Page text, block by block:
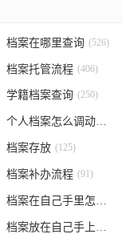
(535)
档案在哪里查询 (526)
档案托管流程 (406)
学籍档案查询 (250)
(191) 个人档案怎么调动
(130)
档案存放 (125)
(102)
档案补办流程 (91)
档案在自己手里怎么处理
(54) 档案放在自己手上